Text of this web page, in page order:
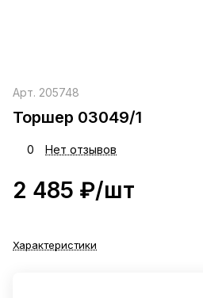
Арт. 205748
Торшер 03049/1
0 Нет отзывов
2 485 ₽/шт
Характеристики